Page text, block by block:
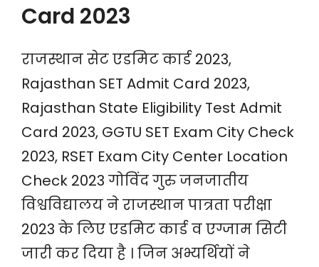
Card 2023
राजस्थान सेट एडमिट कार्ड 2023,
Rajasthan SET Admit Card 2023,
Rajasthan State Eligibility Test Admit
Card 2023, GGTU SET Exam City Check
2023, RSET Exam City Center Location
Check 2023 गोविंद गुरु जनजातीय
विश्वविद्यालय ने राजस्थान पात्रता परीक्षा
2023 के लिए एडमिट कार्ड व एग्जाम सिटी
जारी कर दिया है । जिन अभ्यर्थियों ने